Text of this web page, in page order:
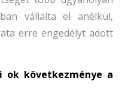
vállalta el anélkül,
erre engedélyt adott
ok következménye a